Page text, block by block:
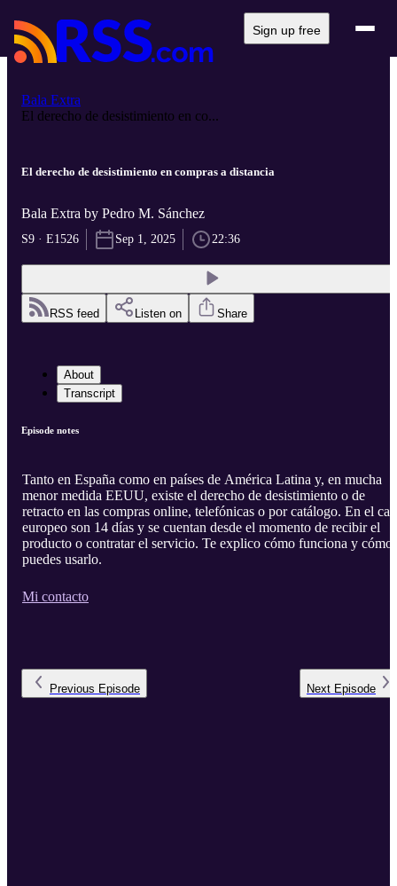
Sign up free
Bala Extra
El derecho de desistimiento en co...
El derecho de desistimiento en compras a distancia
Bala Extra by Pedro M. Sánchez
S9 · E1526 Sep 1, 2025 22:36
RSS feed Listen on Share
About
Transcript
Episode notes
Tanto en España como en países de América Latina y, en mucha
menor medida EEUU, existe el derecho de desistimiento o de
retracto en las compras online, telefónicas o por catálogo. En el
europeo son 14 días y se cuentan desde el momento de recibir el
producto o contratar el servicio. Te explico cómo funciona y cómo
puedes usarlo.
Mi contacto
Previous Episode Next Episode